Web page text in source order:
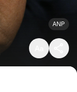
ANP
Klein
Standaard
Groot